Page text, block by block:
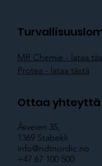
MR Chemie - lataa
Protea - lataa tästä
Ottaa yhteyttä
Åsveien 35,
1369 Stabekk
info@ndtnordic.no
+47 67 100 500